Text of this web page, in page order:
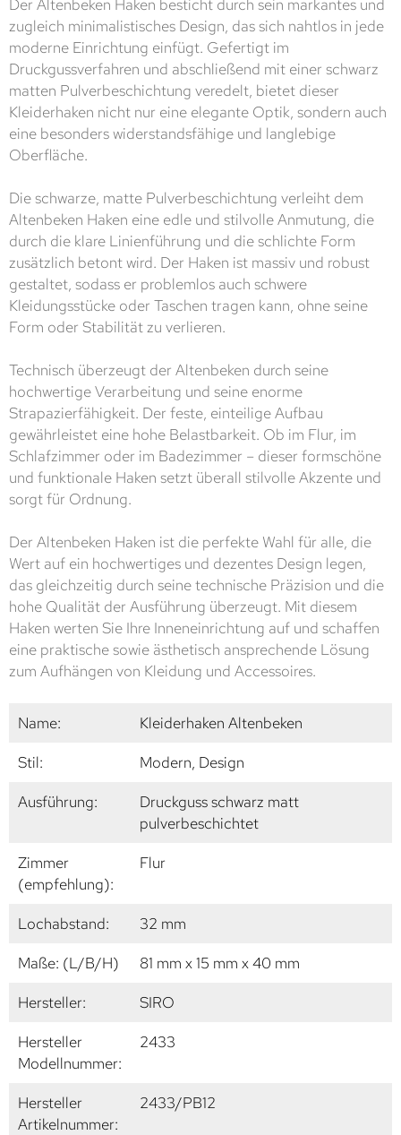
Der Altenbeken Haken besticht durch sein markantes und
zugleich minimalistisches Design, das sich nahtlos in jede
moderne Einrichtung einfügt. Gefertigt im
Druckgussverfahren und abschließend mit einer schwarz
matten Pulverbeschichtung veredelt, bietet dieser
Kleiderhaken nicht nur eine elegante Optik, sondern auch
eine besonders widerstandsfähige und langlebige
Oberfläche.
Die schwarze, matte Pulverbeschichtung verleiht dem
Altenbeken Haken eine edle und stilvolle Anmutung, die
durch die klare Linienführung und die schlichte Form
zusätzlich betont wird. Der Haken ist massiv und robust
gestaltet, sodass er problemlos auch schwere
Kleidungsstücke oder Taschen tragen kann, ohne seine
Form oder Stabilität zu verlieren.
Technisch überzeugt der Altenbeken durch seine
hochwertige Verarbeitung und seine enorme
Strapazierfähigkeit. Der feste, einteilige Aufbau
gewährleistet eine hohe Belastbarkeit. Ob im Flur, im
Schlafzimmer oder im Badezimmer – dieser formschöne
und funktionale Haken setzt überall stilvolle Akzente und
sorgt für Ordnung.
Der Altenbeken Haken ist die perfekte Wahl für alle, die
Wert auf ein hochwertiges und dezentes Design legen,
das gleichzeitig durch seine technische Präzision und die
hohe Qualität der Ausführung überzeugt. Mit diesem
Haken werten Sie Ihre Inneneinrichtung auf und schaffen
eine praktische sowie ästhetisch ansprechende Lösung
zum Aufhängen von Kleidung und Accessoires.
Name:
Kleiderhaken Altenbeken
Stil:
Modern, Design
Ausführung:
Druckguss schwarz matt
pulverbeschichtet
Zimmer
(empfehlung):
Flur
Lochabstand:
32 mm
Maße: (L/B/H)
81 mm x 15 mm x 40 mm
Hersteller:
SIRO
Hersteller
Modellnummer:
2433
Hersteller
Artikelnummer:
2433/PB12